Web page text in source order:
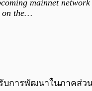
mainnet
on the…
บการพัฒนาในภาคส่